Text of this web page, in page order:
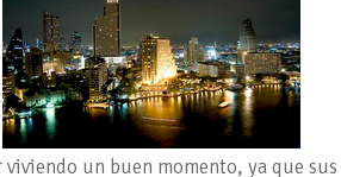
un buen momento, ya que